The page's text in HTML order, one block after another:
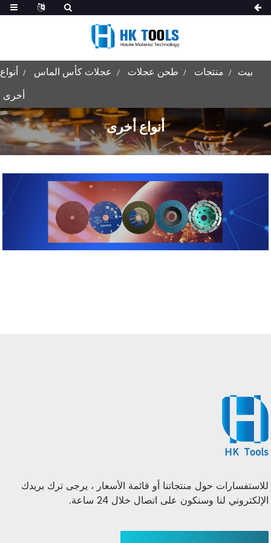
بيت منتجات طحن عجلات عجلات كأس الماس أنواع
أخرى
أنواع أخرى
للاستفسارات حول منتجاتنا أو قائمة الأسعار ، يرجى ترك بريدك
الإلكتروني لنا وسنكون على اتصال خلال 24 ساعة.